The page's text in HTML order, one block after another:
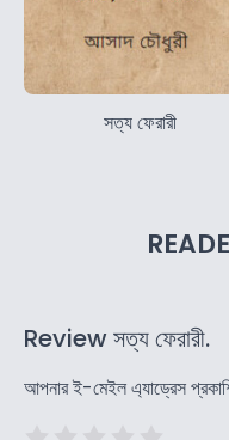
সত্য ফেরারী
Review সত্য ফেরারী.
আপনার ই-মেইল এ্যাড্রেস